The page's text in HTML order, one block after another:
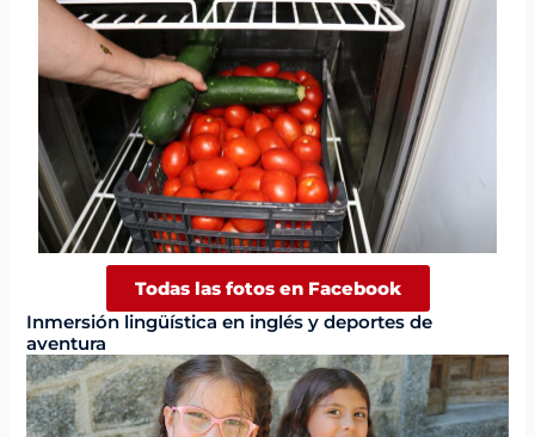
Todas las fotos en Facebook
Inmersión lingüística en inglés y deportes de
aventura